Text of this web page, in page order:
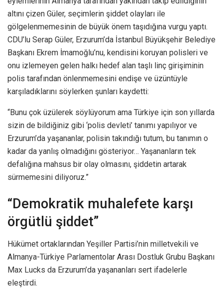
altını çizen Güler, seçimlerin şiddet olayları ile
gölgelenmemesinin de büyük önem taşıdığına vurgu yaptı.
CDU’lu Serap Güler, Erzurum’da İstanbul Büyükşehir Belediye
Başkanı Ekrem İmamoğlu’nu, kendisini koruyan polisleri ve
onu izlemeyen gelen halkı hedef alan taşlı linç girişiminin
polis tarafından önlenmemesini endişe ve üzüntüyle
karşıladıklarını söylerken şunları kaydetti:
“Bunu çok üzülerek söylüyorum ama Türkiye için son yıllarda
sizin de bildiğiniz gibi ‘polis devleti’ tanımı yapılıyor ve
Erzurum’da yaşananlar, polisin takındığı tutum, bu tanımın o
kadar da yanlış olmadığını gösteriyor… Yaşananların tek
defalığına mahsus bir olay olmasını, şiddetin artarak
sürmemesini diliyoruz.”
“Demokratik muhalefete karşı
örgütlü şiddet”
Hükümet ortaklarından Yeşiller Partisi’nin milletvekili ve
Almanya-Türkiye Parlamentolar Arası Dostluk Grubu Başkanı
Max Lucks da Erzurum’da yaşananları sert ifadelerle
eleştirdi.